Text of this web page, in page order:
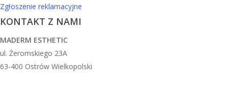
Zgłoszenie reklamacyjne
KONTAKT Z NAMI
MADERM ESTHETIC
ul. Żeromskiego 23A
63-400 Ostrów Wielkopolski